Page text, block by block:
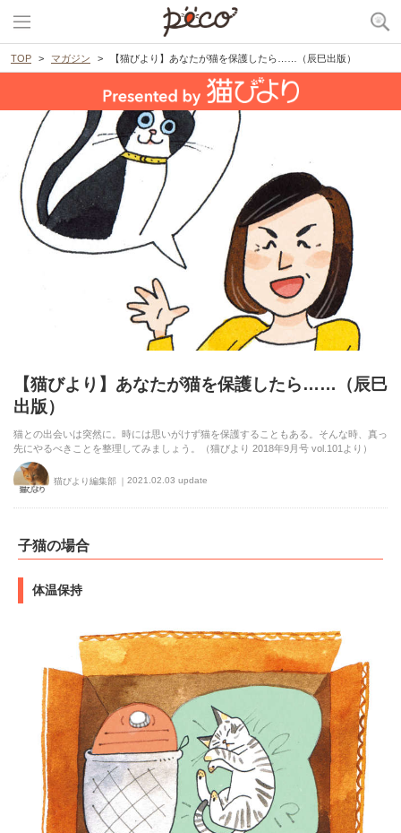
TOP マガジン 【猫びより】あなたが猫を保護したら……（辰巳出版）
【猫びより】あなたが猫を保護したら……（辰巳
出版）
猫との出会いは突然に。時には思いがけず猫を保護することもある。そんな時、真っ
先にやるべきことを整理してみましょう。（猫びより 2018年9月号 vol.101より）
猫びより編集部 2021.02.03 update
子猫の場合
体温保持